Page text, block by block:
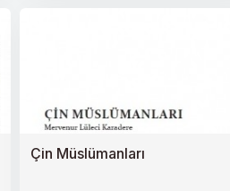
Çin Müslümanları